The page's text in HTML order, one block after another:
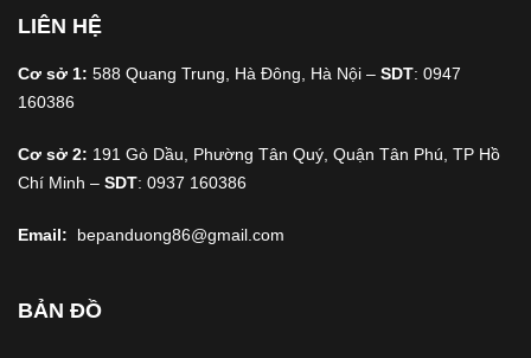
LIÊN HỆ
Cơ sở 1: 588 Quang Trung, Hà Đông, Hà Nội – SDT: 0947
160386
Cơ sở 2: 191 Gò Dầu, Phường Tân Quý, Quận Tân Phú, TP Hồ
Chí Minh – SDT: 0937 160386
Email: bepanduong86@gmail.com
BẢN ĐỒ